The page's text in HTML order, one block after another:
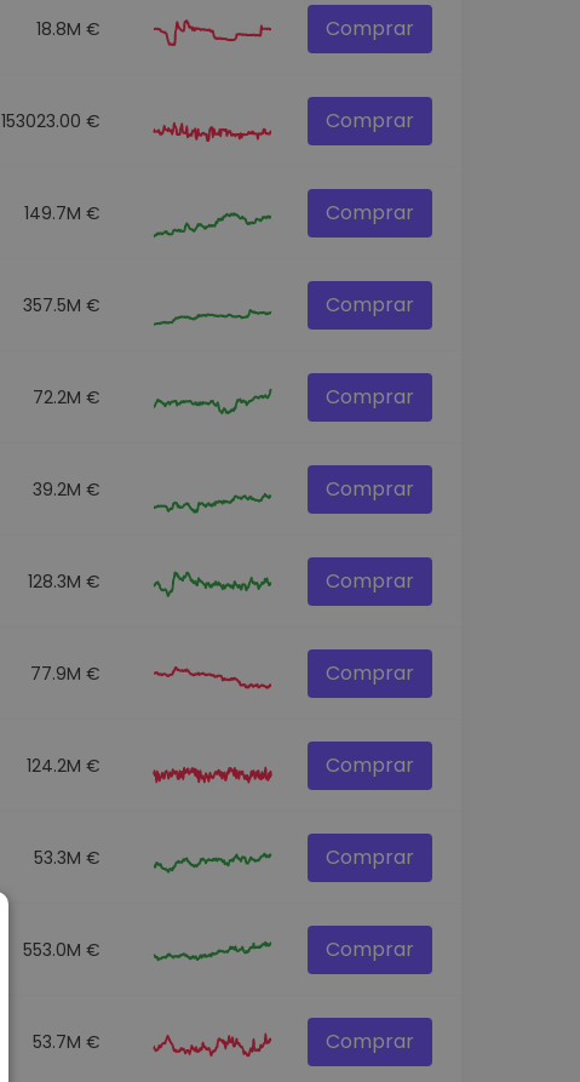
18.8M € Comprar
153023.00 € Comprar
149.7M € Comprar
357.5M € Comprar
72.2M € Comprar
39.2M € Comprar
128.3M € Comprar
77.9M € Comprar
124.2M € Comprar
53.3M € Comprar
553.0M € Comprar
53.7M € Comprar